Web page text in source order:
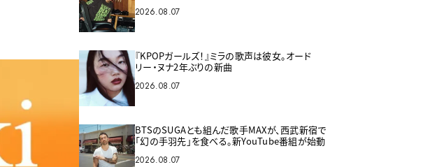
2026.08.07
『KPOPガールズ！』ミラの歌声は彼女。オード
リー・ヌナ2年ぶりの新曲
2026.08.07
BTSのSUGAとも組んだ歌手MAXが、西武新宿で
「幻の手羽先」を食べる。新YouTube番組が始動
2026.08.07